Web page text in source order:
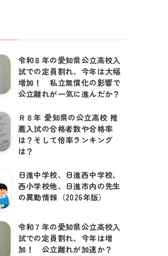
令和８年の愛知県公立高校入
試での定員割れ、今年は大幅
増加！ 私立無償化の影響で
公立離れが一気に進んだか？
Ｒ８年 愛知県の公立高校 推
薦入試の合格者数や合格率
は？そして倍率ランキング
は？
日進中学校、日進西中学校、
西小学校他、日進市内の先生
の異動情報（2026年版）
令和７年の愛知県公立高校入
試での定員割れ、今年は増
加！ 公立離れが加速か？